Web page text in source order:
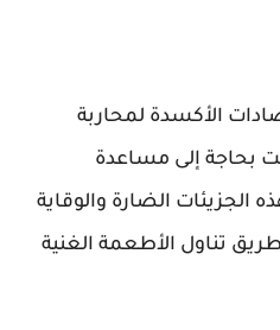
الأكسدة لمحاربة
بحاجة إلى مساعدة
الضارة والوقاية
تناول الأطعمة الغنية